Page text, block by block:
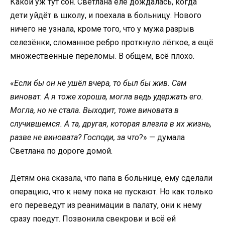
дети уйдёт в школу, и поехала в больницу. Нового
ничего не узнала, кроме того, что у мужа разрыв
селезёнки, сломанное ребро проткнуло лёгкое, а ещё
множественные переломы. В общем, всё плохо.
«Если бы он не ушёл вчера, то был бы жив. Сам
виноват. А я тоже хороша, могла ведь удержать его.
Могла, но не стала. Выходит, тоже виновата в
случившемся. А та, другая, которая влезла в их жизнь,
разве не виновата? Господи, за что?» — думала
Светлана по дороге домой.
Детям она сказала, что папа в больнице, ему сделали
операцию, что к нему пока не пускают. Но как только
его переведут из реанимации в палату, они к нему
сразу поедут. Позвонила свекрови и всё ей